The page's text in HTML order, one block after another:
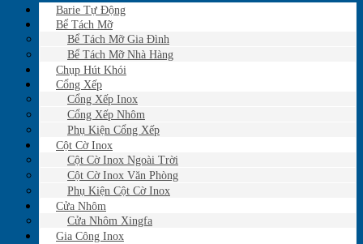
Barie Tự Động
Bể Tách Mỡ
Bể Tách Mỡ Gia Đình
Bể Tách Mỡ Nhà Hàng
Chụp Hút Khói
Cổng Xếp
Cổng Xếp Inox
Cổng Xếp Nhôm
Phụ Kiện Cổng Xếp
Cột Cờ Inox
Cột Cờ Inox Ngoài Trời
Cột Cờ Inox Văn Phòng
Phụ Kiện Cột Cờ Inox
Cửa Nhôm
Cửa Nhôm Xingfa
Gia Công Inox